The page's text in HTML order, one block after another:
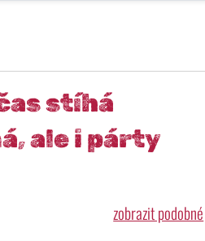
stíhá
ale i párty
zobrazit podobné